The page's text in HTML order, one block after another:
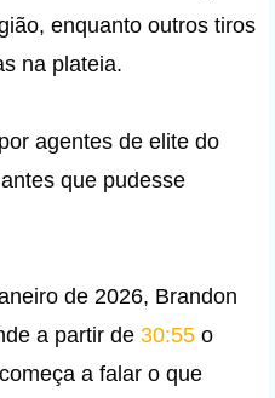
enquanto outros tiros
na plateia.
agentes de elite do
que pudesse
de 2026, Brandon
a partir de 30:55 o
a falar o que